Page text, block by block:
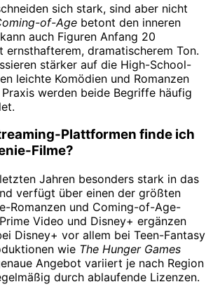
sich stark, sind aber nicht
of-Age betont den inneren
auch Figuren Anfang 20
ernsthafterem, dramatischerem Ton.
stärker auf die High-School-
leichte Komödien und Romanzen
werden beide Begriffe häufig
Plattformen finde ich
Filme?
Jahren besonders stark in das
verfügt über einen der größten
Romanzen und Coming-of-Age-
Video und Disney+ ergänzen
Disney+ vor allem bei Teen-Fantasy
wie The Hunger Games
Angebot variiert je nach Region
durch ablaufende Lizenzen.